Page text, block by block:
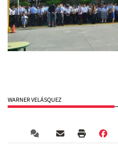
WARNER VELÁSQUEZ